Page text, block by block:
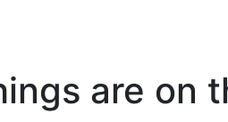
are on